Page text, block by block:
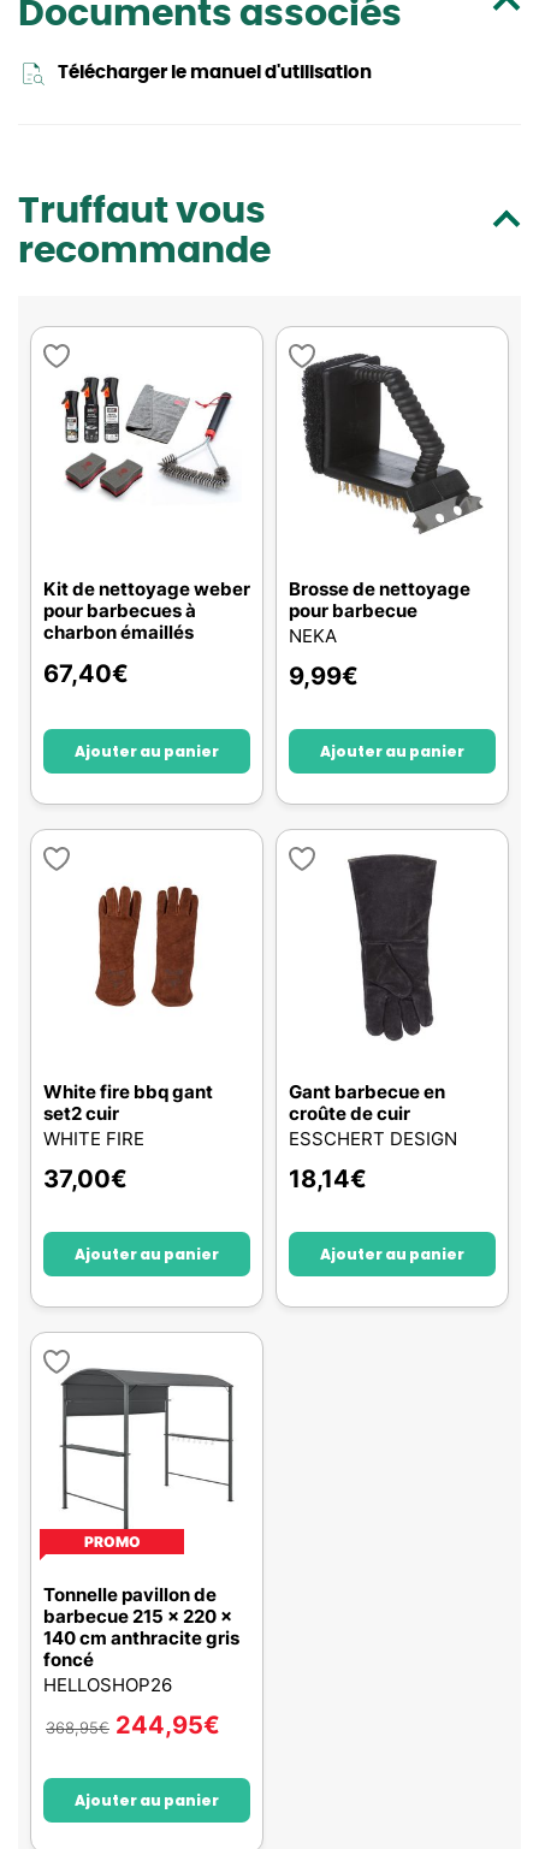
Documents associés
Télécharger le manuel d'utilisation
Truffaut vous
recommande
Kit de nettoyage weber
pour barbecues à
charbon émaillés
67,40€
Ajouter au panier
Brosse de nettoyage
pour barbecue
NEKA
9,99€
Ajouter au panier
White fire bbq gant
set2 cuir
WHITE FIRE
37,00€
Ajouter au panier
Gant barbecue en
croûte de cuir
ESSCHERT DESIGN
18,14€
Ajouter au panier
PROMO
Tonnelle pavillon de
barbecue 215 x 220 x
140 cm anthracite gris
foncé
HELLOSHOP26
368,95€ 244,95€
Ajouter au panier